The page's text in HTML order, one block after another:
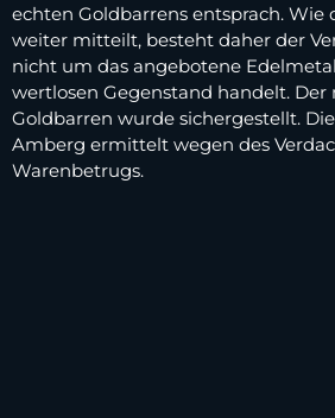
echten Goldbarrens entsprach. Wie
weiter mitteilt, besteht daher der
nicht um das angebotene
wertlosen Gegenstand handelt.
Goldbarren wurde sichergestellt.
Amberg ermittelt wegen des
Warenbetrugs.